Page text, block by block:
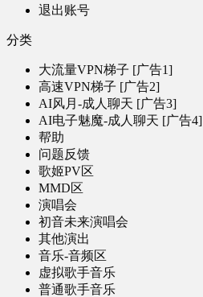
退出账号
分类
大流量VPN梯子 [广告1]
高速VPN梯子 [广告2]
AI风月-成人聊天 [广告3]
AI电子魅魔-成人聊天 [广告4]
帮助
问题反馈
歌姬PV区
MMD区
演唱会
初音未来演唱会
其他演出
音乐-音频区
虚拟歌手音乐
普通歌手音乐